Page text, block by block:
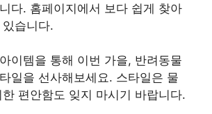
다. 홈페이지에서 보다 쉽게 찾아
습니다.
이템을 통해 이번 가을, 반려동물
일을 선사해보세요. 스타일은 물
편안함도 잊지 마시기 바랍니다.